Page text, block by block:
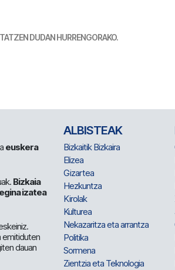
DUDAN HURRENGORAKO.
euskera
Bizkaia
izatea
emitiduten
dauan
ALBISTEAK
Bizkaitik Bizkaira
Elizea
Gizartea
Hezkuntza
Kirolak
Kulturea
Nekazaritza eta arrantza
Politika
Sormena
Zientzia eta Teknologia